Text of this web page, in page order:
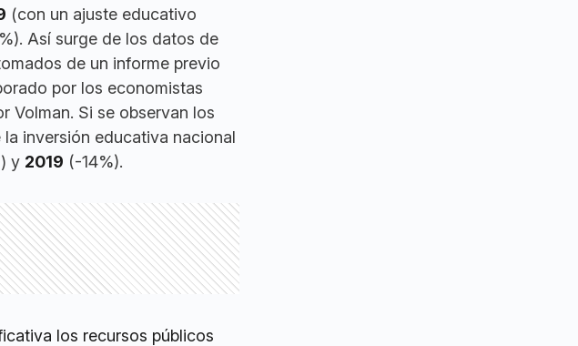
(con un ajuste educativo
Así surge de los datos de
de un informe previo
por los economistas
Volman. Si se observan los
inversión educativa nacional
y 2019 (-14%).
los recursos públicos